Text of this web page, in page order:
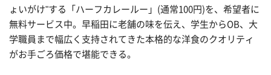
ょいがけ"する「ハーフカレールー」(通常100円)を、希望者に
無料サービス中。早稲田に老舗の味を伝え、学生からOB、大
学職員まで幅広く支持されてきた本格的な洋食のクオリティ
がお手ごろ価格で堪能できる。